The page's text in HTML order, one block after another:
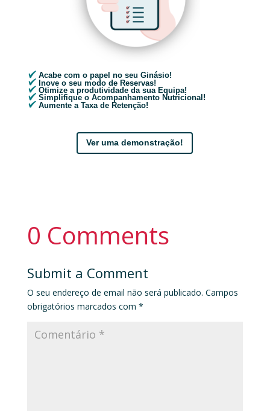
Acabe com o papel no seu Ginásio!
Inove o seu modo de Reservas!
Otimize a produtividade da sua Equipa!
Simplifique o Acompanhamento Nutricional!
Aumente a Taxa de Retenção!
Ver uma demonstração!
0 Comments
Submit a Comment
O seu endereço de email não será publicado. Campos
obrigatórios marcados com *